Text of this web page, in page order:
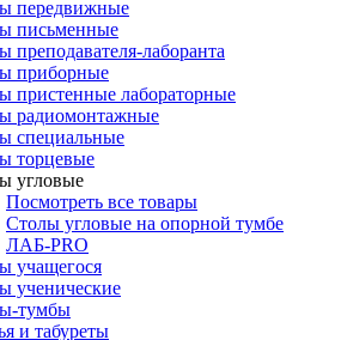
передвижные
письменные
преподавателя-лаборанта
приборные
пристенные лабораторные
радиомонтажные
специальные
торцевые
угловые
Посмотреть все товары
Столы угловые на опорной тумбе
ЛАБ-PRO
учащегося
ученические
тумбы
и табуреты